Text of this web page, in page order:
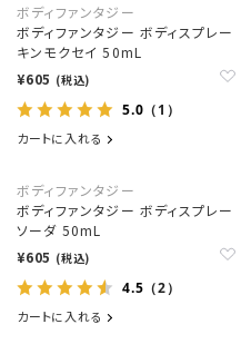
ボディファンタジー
ボディファンタジー ボディスプレー
キンモクセイ 50mL
¥605 (税込)
5.0 （1）
カートに入れる
ボディファンタジー
ボディファンタジー ボディスプレー
ソーダ 50mL
¥605 (税込)
4.5 （2）
カートに入れる